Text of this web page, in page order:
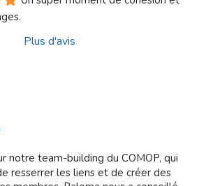
Plus d'avis
notre team-building du COMOP, qui
resserrer les liens et de créer des